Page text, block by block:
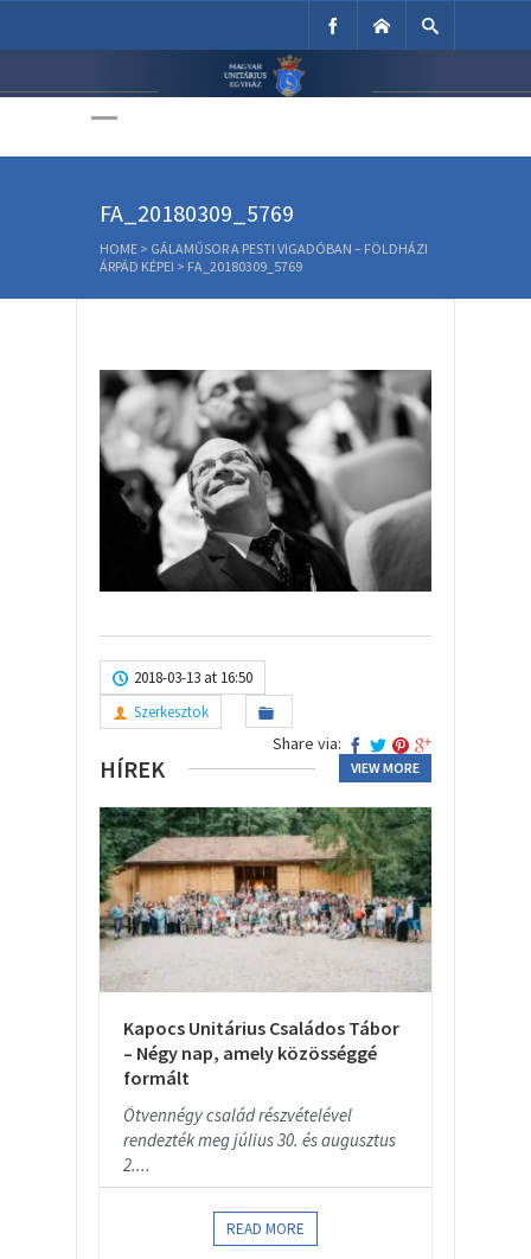
Unitárius Egyház
FA_20180309_5769
HOME > GÁLAMŰSOR A PESTI VIGADÓBAN – FÖLDHÁZI
ÁRPÁD KÉPEI > FA_20180309_5769
2018-03-13 at 16:50
Szerkesztok
Share via:
HÍREK VIEW MORE
Kapocs Unitárius Családos Tábor
– Négy nap, amely közösséggé
formált
Ötvennégy család részvételével
rendezték meg július 30. és augusztus
2....
READ MORE